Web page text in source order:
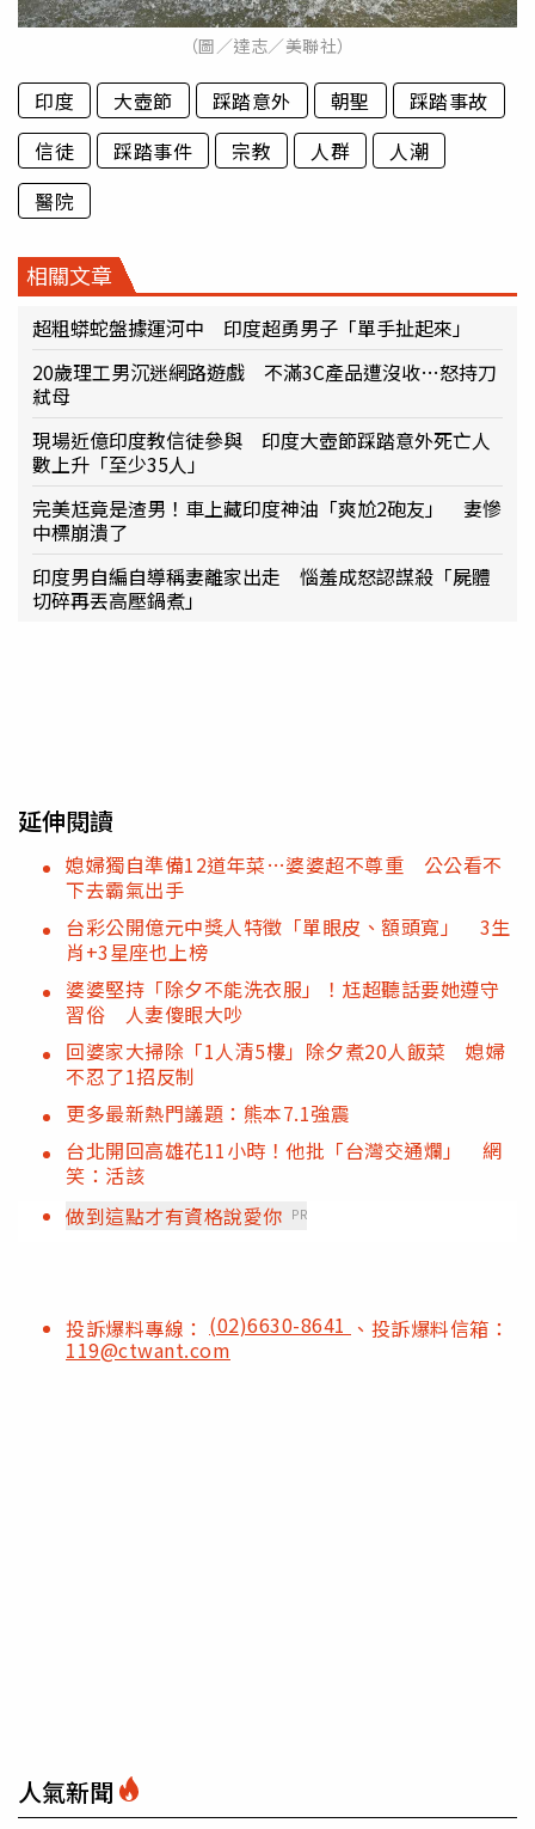
（圖／達志／美聯社）
印度 大壺節 踩踏意外 朝聖
踩踏事故
信徒
踩踏事件 宗教 人群
人潮
醫院
相關文章
超粗蟒蛇盤據運河中 印度超勇男子「單手扯起來」
20歲理工男沉迷網路遊戲 不滿3C產品遭沒收…怒持刀
弒母
現場近億印度教信徒參與 印度大壺節踩踏意外死亡人
數上升「至少35人」
完美尪竟是渣男！車上藏印度神油「爽尬2砲友」 妻慘
中標崩潰了
印度男自編自導稱妻離家出走 惱羞成怒認謀殺「屍體
切碎再丟高壓鍋煮」
延伸閱讀
媳婦獨自準備12道年菜…婆婆超不尊重 公公看不
下去霸氣出手
台彩公開億元中獎人特徵「單眼皮、額頭寬」 3生
肖+3星座也上榜
婆婆堅持「除夕不能洗衣服」！尪超聽話要她遵守
習俗 人妻傻眼大吵
回婆家大掃除「1人清5樓」除夕煮20人飯菜 媳婦
不忍了1招反制
更多最新熱門議題：熊本7.1強震
台北開回高雄花11小時！他批「台灣交通爛」 網
笑：活該
做到這點才有資格說愛你 PR
投訴爆料專線： (02)6630-8641 、投訴爆料信箱：
119@ctwant.com
人氣新聞